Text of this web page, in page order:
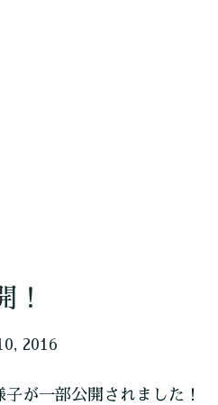
！
2016
が一部公開されました！